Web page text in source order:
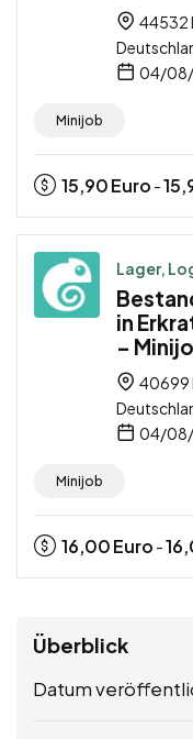
44532
04/
Minijob
15,90Euro -
Lager,
in
–
40699
04/
Minijob
16,00Euro -
Überblick
Datum